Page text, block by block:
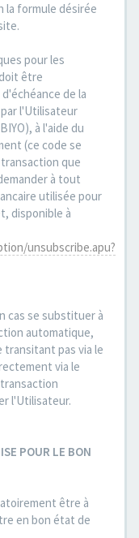
la formule désirée
pour les
être
de la
l'Utilisateur
à l'aide du
(ce code se
que
à tout
utilisée pour
disponible à
unsubscribe.apu?
cas se substituer à
automatique,
transitant pas via le
via le
l'Utilisateur.
POUR LE BON
être à
en bon état de